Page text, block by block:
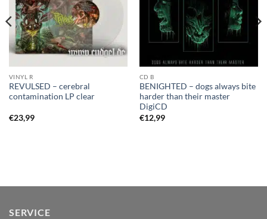
VINYL R
REVULSED – cerebral
contamination LP clear
€23,99
CD B
BENIGHTED – dogs always bite
harder than their master
DigiCD
€12,99
SERVICE